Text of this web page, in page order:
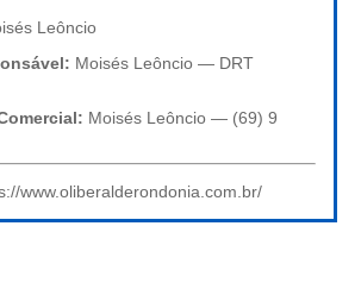
Leôncio
Moisés Leôncio — DRT
Moisés Leôncio — (69) 9
www.oliberalderondonia.com.br/